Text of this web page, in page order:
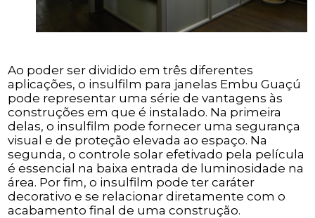
Ao poder ser dividido em três diferentes
aplicações, o insulfilm para janelas Embu Guaçú
pode representar uma série de vantagens às
construções em que é instalado. Na primeira
delas, o insulfilm pode fornecer uma segurança
visual e de proteção elevada ao espaço. Na
segunda, o controle solar efetivado pela película
é essencial na baixa entrada de luminosidade na
área. Por fim, o insulfilm pode ter caráter
decorativo e se relacionar diretamente com o
acabamento final de uma construção.